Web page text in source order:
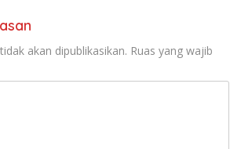
akan dipublikasikan. Ruas yang wajib